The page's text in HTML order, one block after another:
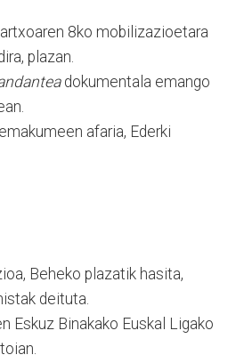
8ko mobilizazioetara
plazan.
dokumentala emango
afaria, Ederki
Beheko plazatik hasita,
deituta.
Eskuz Binakako Euskal Ligako